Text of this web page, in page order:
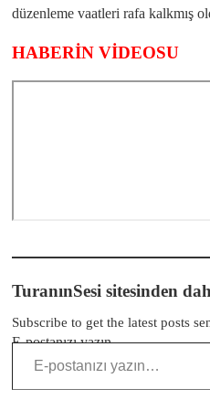
düzenleme vaatleri rafa kalkmış
HABERİN VİDEOSU
TuranınSesi sitesinden
Subscribe to get the latest posts
E-postanızı yazın…